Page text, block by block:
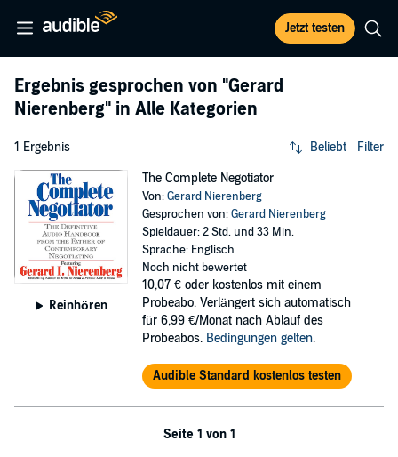
Jetzt testen
Ergebnis gesprochen von "Gerard
Nierenberg" in Alle Kategorien
1 Ergebnis Beliebt Filter
Reinhören
The Complete Negotiator
Von:Gerard Nierenberg
Gesprochen von:Gerard Nierenberg
Spieldauer: 2 Std. und 33 Min.
Sprache: Englisch
Noch nicht bewertet
10,07 € oder kostenlos mit einem
Probeabo. Verlängert sich automatisch
für 6,99 €/Monat nach Ablauf des
Probeabos. Bedingungen gelten.
Audible Standard kostenlos testen
Seite 1 von 1